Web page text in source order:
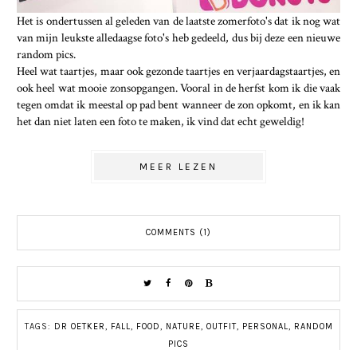
Het is ondertussen al geleden van de laatste zomerfoto's dat ik nog wat
van mijn leukste alledaagse foto's heb gedeeld, dus bij deze een nieuwe
random pics.
Heel wat taartjes, maar ook gezonde taartjes en verjaardagstaartjes, en
ook heel wat mooie zonsopgangen. Vooral in de herfst kom ik die vaak
tegen omdat ik meestal op pad bent wanneer de zon opkomt, en ik kan
het dan niet laten een foto te maken, ik vind dat echt geweldig!
MEER LEZEN
COMMENTS (1)
TAGS: DR OETKER, FALL, FOOD, NATURE, OUTFIT, PERSONAL, RANDOM
PICS